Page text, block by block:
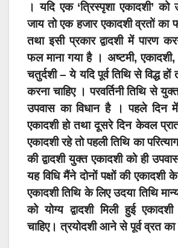
। यदि एक ‘त्रिस्पृशा एकादशी’ को
जाय तो एक हजार एकादशी व्रतों का
तथा इसी प्रकार द्वादशी में पारण
फल माना गया है । अष्टमी,
चतुर्दशी – ये यदि पूर्व तिथि से विद्ध
करना चाहिए । परवर्तिनी तिथि से
उपवास का विधान है । पहले दिन
एकादशी हो तथा दूसरे दिन केवल
एकादशी रहे तो पहली तिथि का
की द्वादशी युक्त एकादशी को ही
यह विधि मैंने दोनों पक्षों की एकादशी
एकादशी तिथि के लिए उदया तिथि
को योग्य द्वादशी मिली हुई
चाहिए। त्रयोदशी आने से पूर्व व्रत